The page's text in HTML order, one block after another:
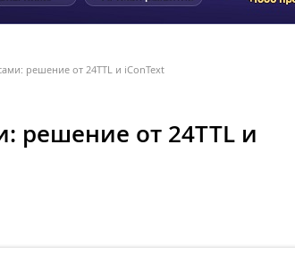
решение от 24TTL и iConText
решение от 24TTL и